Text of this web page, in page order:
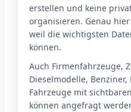
erstellen und keine
organisieren. Genau
weil die wichtigsten
können.
Auch Firmenfahrzeuge,
Dieselmodelle,
Fahrzeuge mit
können angefragt